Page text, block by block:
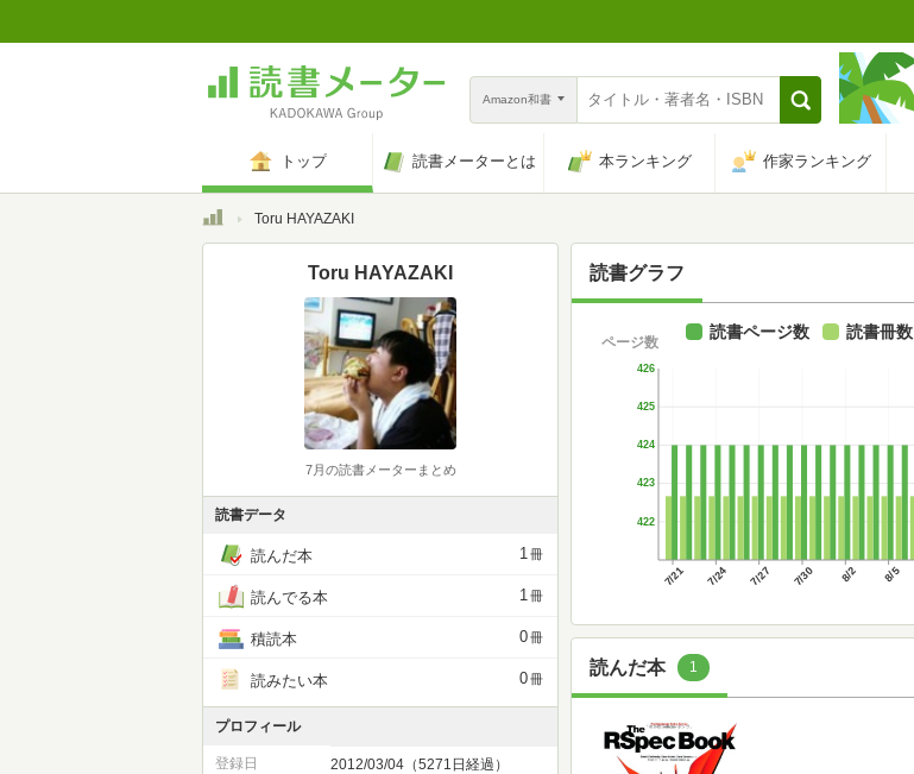
Amazon和書
トップ 読書メーターとは 本ランキング 作家ランキング
トップToru HAYAZAKI
読書グラフ
7/21 7/24 7/27 7/30 8/2 8/5
422
423
424
425
426
ページ数
読書ページ数 読書冊数
読んだ本 1
Toru HAYAZAKI
7月の読書メーターまとめ
読書データ
読んだ本 1冊
読んでる本 1冊
積読本 0冊
読みたい本 0冊
プロフィール
登録日 2012/03/04（5271日経過）